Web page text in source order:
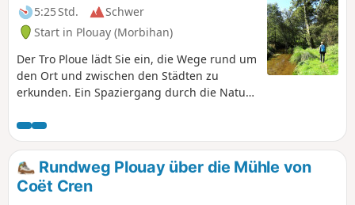
5:25 Std.
Schwer
Start in Plouay (Morbihan)
Der Tro Ploue lädt Sie ein, die Wege rund um
den Ort und zwischen den Städten zu
erkunden. Ein Spaziergang durch die Natur
und im Tal des Saint-Sauveur. Ein
historischer Spaziergang zur Entdeckung
religiöser Gebäude, Kreuze, Brunnen usw.
Rundweg Plouay über die Mühle von
Coët Cren